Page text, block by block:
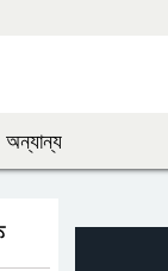
অন্যান্য